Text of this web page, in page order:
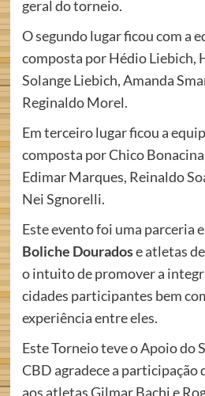
geral do torneio.
O segundo lugar ficou com a
composta por Hédio Liebich,
Solange Liebich, Amanda
Reginaldo Morel.
Em terceiro lugar ficou a
composta por Chico
Edimar Marques, Reinaldo
Nei Sgnorelli.
Este evento foi uma parceria
Boliche Douradose atletas
o intuito de promover a
cidades participantes bem
experiência entre eles.
Este Torneio teve o Apoio do
CBD agradece a participação
aos atletas Gilmar Bachi e